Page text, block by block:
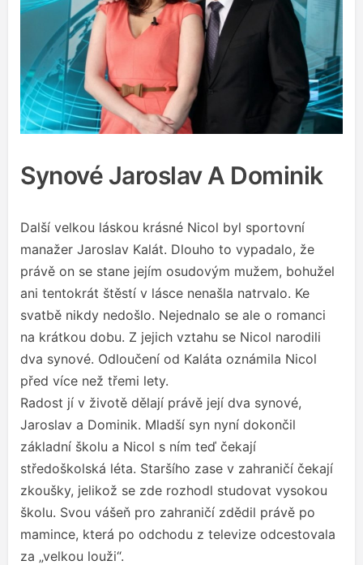
Synové Jaroslav A Dominik
Další velkou láskou krásné Nicol byl sportovní
manažer Jaroslav Kalát. Dlouho to vypadalo, že
právě on se stane jejím osudovým mužem, bohužel
ani tentokrát štěstí v lásce nenašla natrvalo. Ke
svatbě nikdy nedošlo. Nejednalo se ale o romanci
na krátkou dobu. Z jejich vztahu se Nicol narodili
dva synové. Odloučení od Kaláta oznámila Nicol
před více než třemi lety.
Radost jí v životě dělají právě její dva synové,
Jaroslav a Dominik. Mladší syn nyní dokončil
základní školu a Nicol s ním teď čekají
středoškolská léta. Staršího zase v zahraničí čekají
zkoušky, jelikož se zde rozhodl studovat vysokou
školu. Svou vášeň pro zahraničí zdědil právě po
mamince, která po odchodu z televize odcestovala
za „velkou louži“.